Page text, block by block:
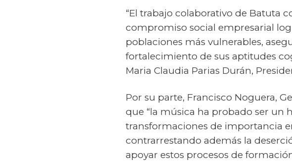
“El trabajo colaborativo de Batuta
compromiso social empresarial
poblaciones más vulnerables,
fortalecimiento de sus aptitudes
Maria Claudia Parias Durán,
Por su parte, Francisco Noguera,
que “la música ha probado ser un
transformaciones de importancia
contrarrestando además la
apoyar estos procesos de